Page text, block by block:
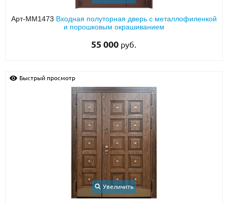
Арт-ММ1473 Входная полуторная дверь с металлофиленкой
и порошковым окрашиванием
55 000 руб.
Быстрый просмотр
Увеличить